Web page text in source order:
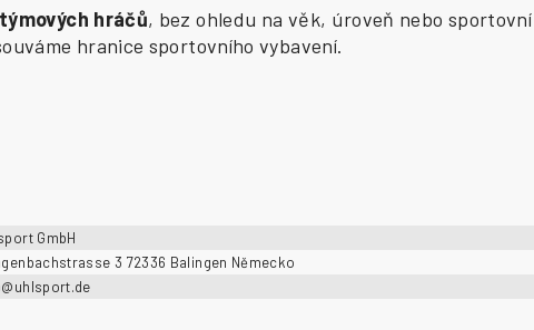
hráčů, bez ohledu na věk, úroveň nebo
hranice sportovního vybavení.
GmbH
3 72336 Balingen Německo